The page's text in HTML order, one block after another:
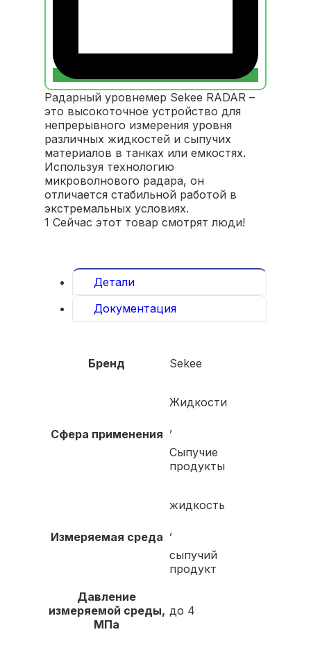
Радарный уровнемер Sekee RADAR –
это высокоточное устройство для
непрерывного измерения уровня
различных жидкостей и сыпучих
материалов в танках или емкостях.
Используя технологию
микроволнового радара, он
отличается стабильной работой в
экстремальных условиях.
1 Сейчас этот товар смотрят люди!
Детали
Документация
Бренд Sekee
Сфера применения
Жидкости
,
Сыпучие
продукты
Измеряемая среда
жидкость
,
сыпучий
продукт
Давление
измеряемой среды,
МПа
до 4